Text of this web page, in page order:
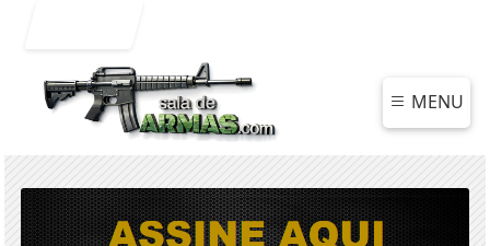
MENU